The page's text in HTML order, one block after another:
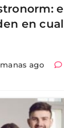
en
ago